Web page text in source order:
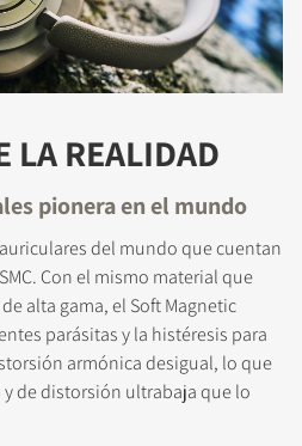
LA REALIDAD
pionera en el mundo
del mundo que cuentan
Con el mismo material que
alta gama, el Soft Magnetic
parásitas y la histéresis para
armónica desigual, lo que
de distorsión ultrabaja que lo